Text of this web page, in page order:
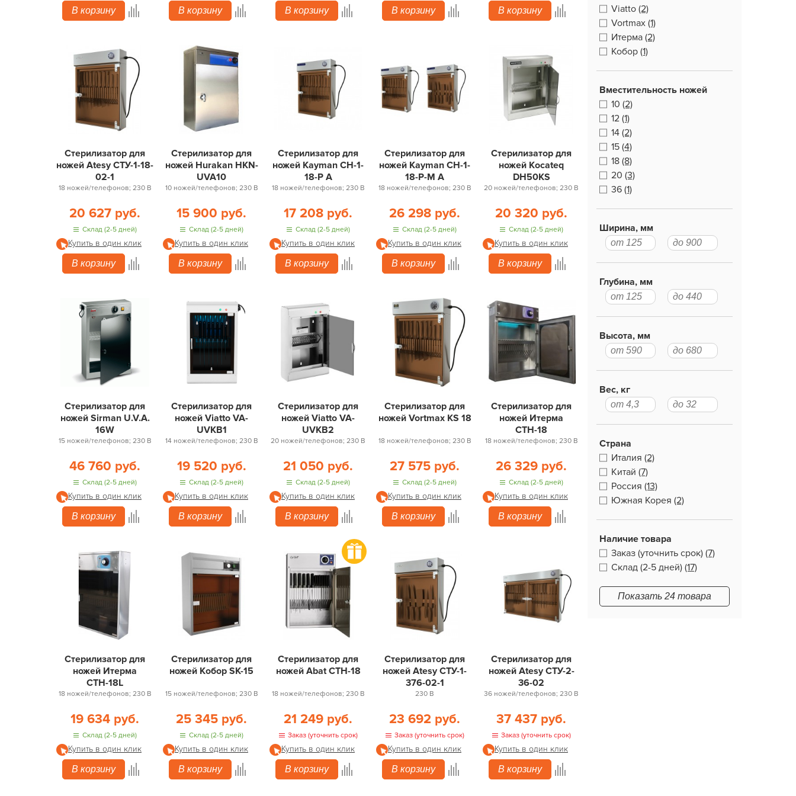
Viatto (2)
Vortmax (1)
Итерма (2)
Кобор (1)
Вместительность ножей
10 (2)
12 (1)
14 (2)
15 (4)
18 (8)
20 (3)
36 (1)
Ширина, мм
Глубина, мм
Высота, мм
Вес, кг
Страна
Италия (2)
Китай (7)
Россия (13)
Южная Корея (2)
Наличие товара
Заказ (уточнить срок) (7)
Склад (2-5 дней) (17)
Показать 24 товара
В корзину В корзину В корзину В корзину В корзину
Стерилизатор для
ножей Atesy СТУ-1-18-
02-1
18 ножей/телефонов; 230 В
20 627 руб.
Склад (2-5 дней)
Купить в один клик
В корзину
Стерилизатор для
ножей Hurakan HKN-
UVA10
10 ножей/телефонов; 230 В
15 900 руб.
Склад (2-5 дней)
Купить в один клик
В корзину
Стерилизатор для
ножей Kayman СН-1-
18-Р А
18 ножей/телефонов; 230 В
17 208 руб.
Склад (2-5 дней)
Купить в один клик
В корзину
Стерилизатор для
ножей Kayman СН-1-
18-Р-М А
18 ножей/телефонов; 230 В
26 298 руб.
Склад (2-5 дней)
Купить в один клик
В корзину
Стерилизатор для
ножей Kocateq
DH50KS
20 ножей/телефонов; 230 В
20 320 руб.
Склад (2-5 дней)
Купить в один клик
В корзину
Стерилизатор для
ножей Sirman U.V.A.
16W
15 ножей/телефонов; 230 В
46 760 руб.
Склад (2-5 дней)
Купить в один клик
В корзину
Стерилизатор для
ножей Viatto VA-
UVKB1
14 ножей/телефонов; 230 В
19 520 руб.
Склад (2-5 дней)
Купить в один клик
В корзину
Стерилизатор для
ножей Viatto VA-
UVKB2
20 ножей/телефонов; 230 В
21 050 руб.
Склад (2-5 дней)
Купить в один клик
В корзину
Стерилизатор для
ножей Vortmax KS 18
18 ножей/телефонов; 230 В
27 575 руб.
Склад (2-5 дней)
Купить в один клик
В корзину
Стерилизатор для
ножей Итерма
СТН-18
18 ножей/телефонов; 230 В
26 329 руб.
Склад (2-5 дней)
Купить в один клик
В корзину
Стерилизатор для
ножей Итерма
СТН-18L
18 ножей/телефонов; 230 В
19 634 руб.
Склад (2-5 дней)
Купить в один клик
В корзину
Стерилизатор для
ножей Кобор SK-15
15 ножей/телефонов; 230 В
25 345 руб.
Склад (2-5 дней)
Купить в один клик
В корзину
Стерилизатор для
ножей Abat СТН-18
18 ножей/телефонов; 230 В
21 249 руб.
Заказ (уточнить срок)
Купить в один клик
В корзину
Стерилизатор для
ножей Atesy СТУ-1-
376-02-1
230 В
23 692 руб.
Заказ (уточнить срок)
Купить в один клик
В корзину
Стерилизатор для
ножей Atesy СТУ-2-
36-02
36 ножей/телефонов; 230 В
37 437 руб.
Заказ (уточнить срок)
Купить в один клик
В корзину